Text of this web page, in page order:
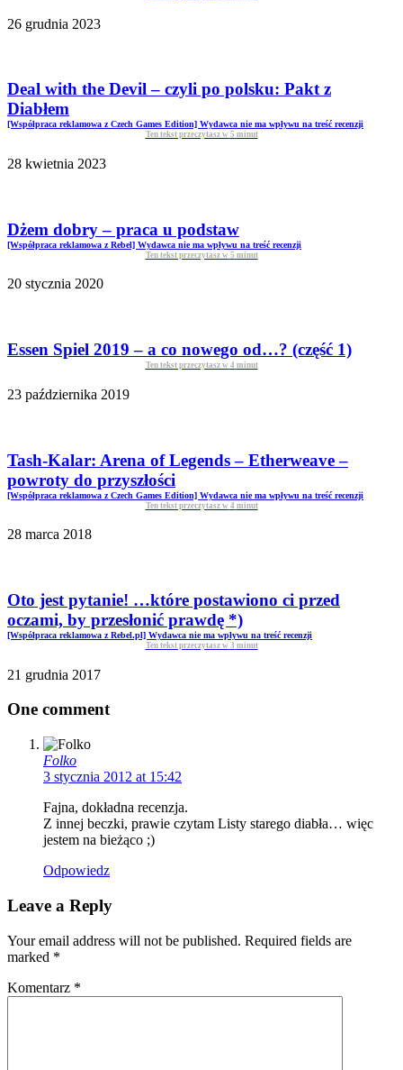
26 grudnia 2023
Deal with the Devil – czyli po polsku: Pakt z
Diabłem
[Współpraca reklamowa z Czech Games Edition] Wydawca nie ma wpływu na treść recenzji
Ten tekst przeczytasz w 5 minut
28 kwietnia 2023
Dżem dobry – praca u podstaw
[Współpraca reklamowa z Rebel] Wydawca nie ma wpływu na treść recenzji
Ten tekst przeczytasz w 5 minut
20 stycznia 2020
Essen Spiel 2019 – a co nowego od…? (część 1)
Ten tekst przeczytasz w 4 minut
23 października 2019
Tash-Kalar: Arena of Legends – Etherweave –
powroty do przyszłości
[Współpraca reklamowa z Czech Games Edition] Wydawca nie ma wpływu na treść recenzji
Ten tekst przeczytasz w 4 minut
28 marca 2018
Oto jest pytanie! …które postawiono ci przed
oczami, by przesłonić prawdę *)
[Współpraca reklamowa z Rebel.pl] Wydawca nie ma wpływu na treść recenzji
Ten tekst przeczytasz w 3 minut
21 grudnia 2017
One comment
Folko
3 stycznia 2012 at 15:42
Fajna, dokładna recenzja.
Z innej beczki, prawie czytam Listy starego diabła… więc
jestem na bieżąco ;)
Odpowiedz
Leave a Reply
Your email address will not be published. Required fields are
marked *
Komentarz *